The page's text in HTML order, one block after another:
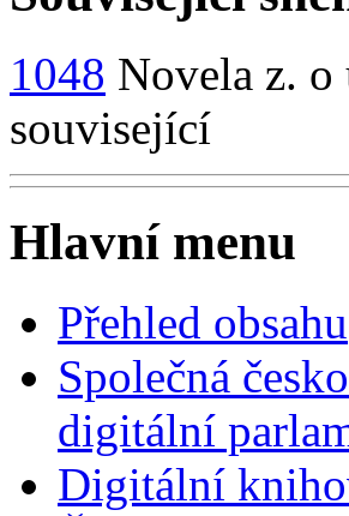
1048 Novela z. o
související
Hlavní menu
Přehled obsahu
Společná
digitální
Digitální